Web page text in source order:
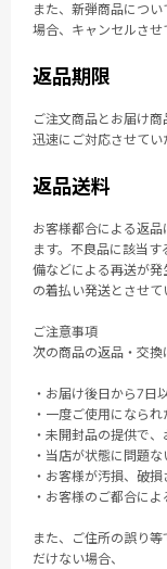
また、新弾商品につ
場合、キャンセルさせ
返品期限
ご注文商品とお届け商
迅速にご対応させてい
返品送料
お客様都合による返
ます。不良品に該当
備などによる再送が
の着払い発送とさせて
ご注意事項
次の商品の返品・交換
・お届け後日から7日
・一度ご使用になられ
・未開封品の提供で
・当店が状態に問題
・お客様が汚損、破
・お客様のご都合に
また、ご住所の誤り
だけない場合、